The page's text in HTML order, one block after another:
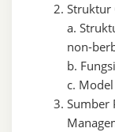
Struktur
a.
non-
b.
c.
Sumber